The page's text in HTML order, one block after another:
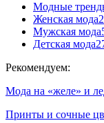
Модные
Женская мода
Мужская мода
Детская мода
Рекомендуем:
Мода на «желе» и
Принты и сочные